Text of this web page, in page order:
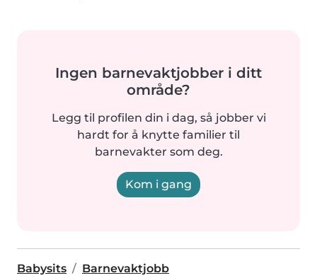
Ingen barnevaktjobber i ditt
område?
Legg til profilen din i dag, så jobber vi
hardt for å knytte familier til
barnevakter som deg.
Kom i gang
Babysits
Barnevaktjobb